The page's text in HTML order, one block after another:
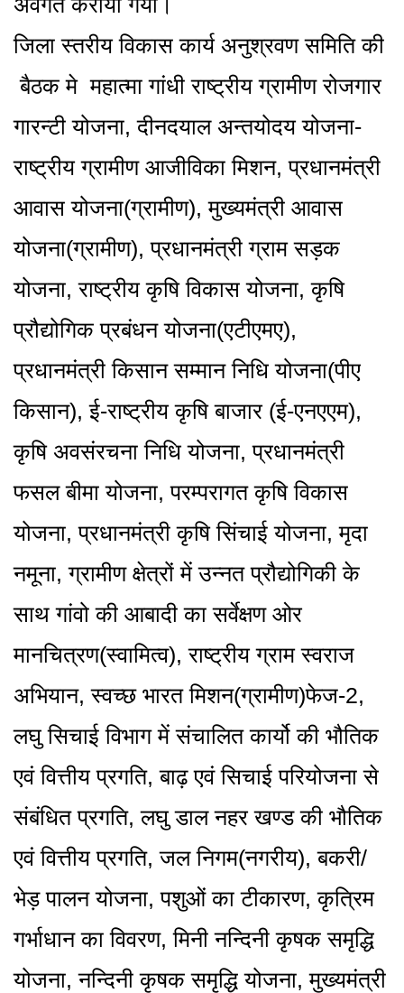
जिला स्तरीय विकास कार्य अनुश्रवण समिति की
बैठक मे महात्मा गांधी राष्ट्रीय ग्रामीण रोजगार
गारन्टी योजना, दीनदयाल अन्तयोदय योजना-
राष्ट्रीय ग्रामीण आजीविका मिशन, प्रधानमंत्री
आवास योजना(ग्रामीण), मुख्यमंत्री आवास
योजना(ग्रामीण), प्रधानमंत्री ग्राम सड़क
योजना, राष्ट्रीय कृषि विकास योजना, कृषि
प्रौद्योगिक प्रबंधन योजना(एटीएमए),
प्रधानमंत्री किसान सम्मान निधि योजना(पीए
किसान), ई-राष्ट्रीय कृषि बाजार (ई-एनएएम),
कृषि अवसंरचना निधि योजना, प्रधानमंत्री
फसल बीमा योजना, परम्परागत कृषि विकास
योजना, प्रधानमंत्री कृषि सिंचाई योजना, मृदा
नमूना, ग्रामीण क्षेत्रों में उन्नत प्रौद्योगिकी के
साथ गांवो की आबादी का सर्वेक्षण ओर
मानचित्रण(स्वामित्व), राष्ट्रीय ग्राम स्वराज
अभियान, स्वच्छ भारत मिशन(ग्रामीण)फेज-2,
लघु सिचाई विभाग में संचालित कार्यो की भौतिक
एवं वित्तीय प्रगति, बाढ़ एवं सिचाई परियोजना से
संबंधित प्रगति, लघु डाल नहर खण्ड की भौतिक
एवं वित्तीय प्रगति, जल निगम(नगरीय), बकरी/
भेड़ पालन योजना, पशुओं का टीकारण, कृत्रिम
गर्भाधान का विवरण, मिनी नन्दिनी कृषक समृद्धि
योजना, नन्दिनी कृषक समृद्धि योजना, मुख्यमंत्री